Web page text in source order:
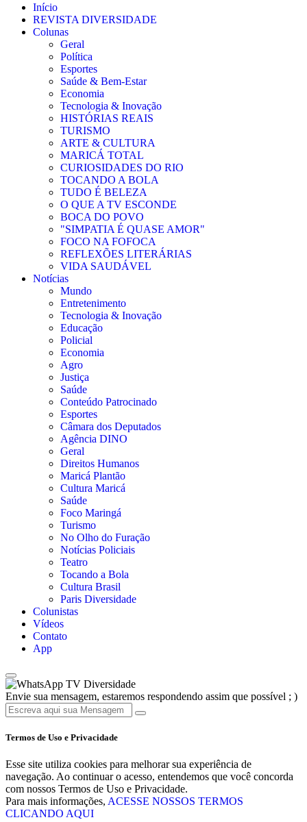
Início
REVISTA DIVERSIDADE
Colunas
Geral
Política
Esportes
Saúde & Bem-Estar
Economia
Tecnologia & Inovação
HISTÓRIAS REAIS
TURISMO
ARTE & CULTURA
MARICÁ TOTAL
CURIOSIDADES DO RIO
TOCANDO A BOLA
TUDO É BELEZA
O QUE A TV ESCONDE
BOCA DO POVO
"SIMPATIA É QUASE AMOR"
FOCO NA FOFOCA
REFLEXÕES LITERÁRIAS
VIDA SAUDÁVEL
Notícias
Mundo
Entretenimento
Tecnologia & Inovação
Educação
Policial
Economia
Agro
Justiça
Saúde
Conteúdo Patrocinado
Esportes
Câmara dos Deputados
Agência DINO
Geral
Direitos Humanos
Maricá Plantão
Cultura Maricá
Saúde
Foco Maringá
Turismo
No Olho do Furação
Notícias Policiais
Teatro
Tocando a Bola
Cultura Brasil
Paris Diversidade
Colunistas
Vídeos
Contato
App
TV Diversidade
Envie sua mensagem, estaremos respondendo assim que possível ; )
Termos de Uso e Privacidade
Esse site utiliza cookies para melhorar sua experiência de
navegação. Ao continuar o acesso, entendemos que você concorda
com nossos Termos de Uso e Privacidade.
Para mais informações, ACESSE NOSSOS TERMOS
CLICANDO AQUI